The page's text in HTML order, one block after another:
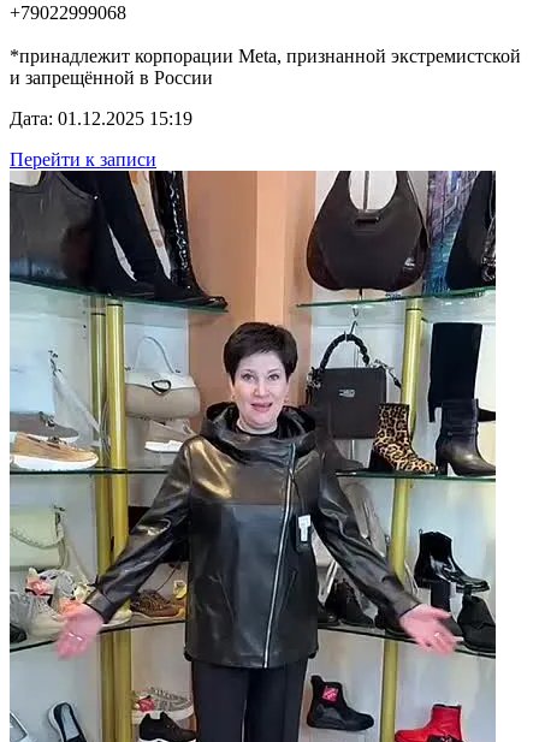
+79022999068
*принадлежит корпорации Meta, признанной экстремистской
и запрещённой в России
Дата: 01.12.2025 15:19
Перейти к записи